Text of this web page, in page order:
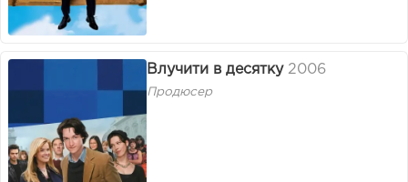
Влучити в десятку 2006
Продюсер